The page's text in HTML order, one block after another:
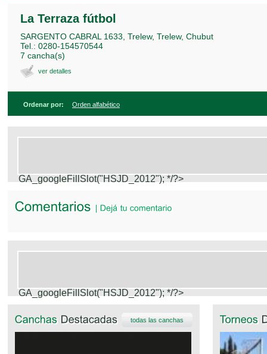
La Terraza fútbol
SARGENTO CABRAL 1633, Trelew, Trelew, Chubut
Tel.: 0280-154570544
7 cancha(s)
ver detalles
Ordenar por: Orden alfabético
GA_googleFillSlot("HSJD_2012"); */?>
GA_googleFillSlot("HSJD_2012"); */?>
todas las canchas